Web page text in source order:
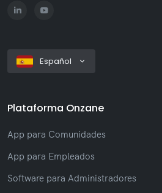
Español
Plataforma Onzane
App para Comunidades
App para Empleados
Software para Administradores